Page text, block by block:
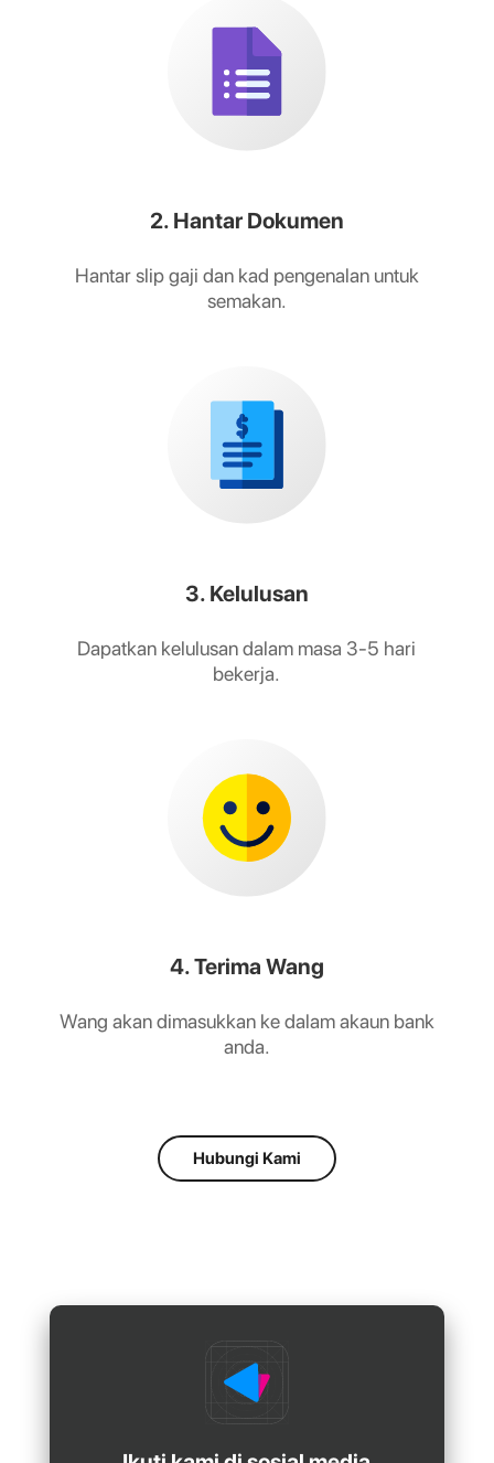
2. Hantar Dokumen
Hantar slip gaji dan kad pengenalan untuk
semakan.
3. Kelulusan
Dapatkan kelulusan dalam masa 3-5 hari
bekerja.
4. Terima Wang
Wang akan dimasukkan ke dalam akaun bank
anda.
Hubungi Kami